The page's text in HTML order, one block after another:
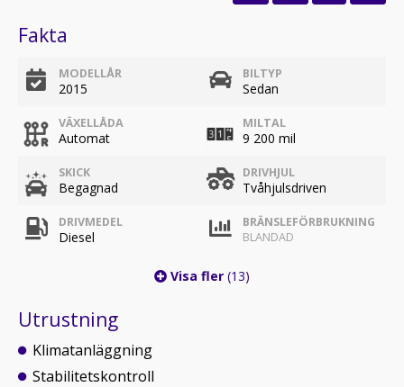
Fakta
MODELLÅR
2015
BILTYP
Sedan
VÄXELLÅDA
Automat
MILTAL
9 200 mil
SKICK
Begagnad
DRIVHJUL
Tvåhjulsdriven
DRIVMEDEL
Diesel
BRÄNSLEFÖRBRUKNING
BLANDAD
Visa fler (13)
Utrustning
Klimatanläggning
Stabilitetskontroll